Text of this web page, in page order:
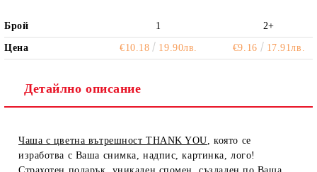
Брой 1 2+
Цена €10.18 19.90лв. €9.16 17.91лв.
Детайлно описание
Чаша с цветна вътрешност THANK YOU, която се
изработва с Ваша снимка, надпис, картинка, лого!